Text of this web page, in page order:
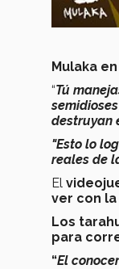
Mulaka
“Tú
destruyan
"Esto lo
reales de
El
ver con
Los
para
“El